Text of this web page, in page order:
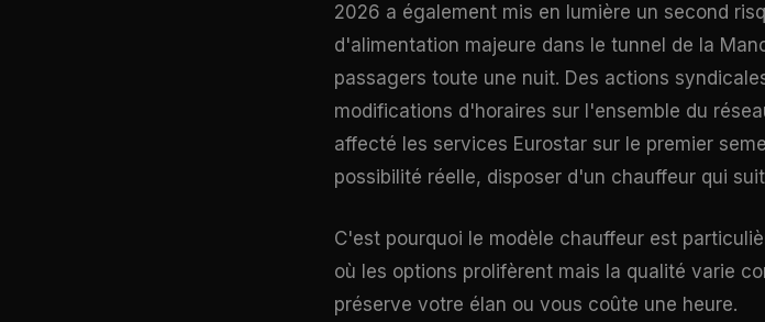
2026 a également mis en lumière un second
d'alimentation majeure dans le tunnel de la
passagers toute une nuit. Des actions
modifications d'horaires sur l'ensemble du
affecté les services Eurostar sur le premier
possibilité réelle, disposer d'un chauffeur qui
C'est pourquoi le modèle chauffeur est
où les options prolifèrent mais la qualité varie
préserve votre élan ou vous coûte une heure.